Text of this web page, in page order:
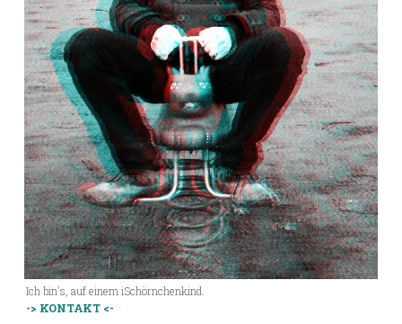
Ich bin's, auf einem iSchörnchenkind.
-> KONTAKT <-